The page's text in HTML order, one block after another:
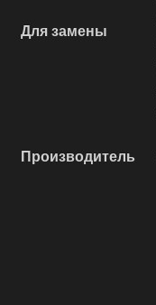
Для замены
Производитель